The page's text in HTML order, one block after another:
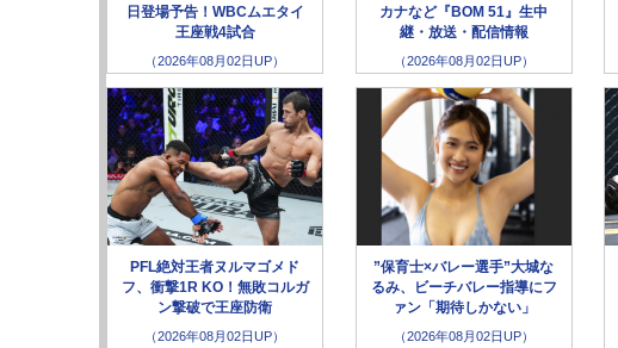
日登場予告！WBCムエタイ
王座戦4試合
（2026年08月02日UP）
カナなど『BOM 51』生中
継・放送・配信情報
（2026年08月02日UP）
PFL絶対王者ヌルマゴメド
フ、衝撃1R KO！無敗コルガ
ン撃破で王座防衛
（2026年08月02日UP）
”保育士×バレー選手”大城な
るみ、ビーチバレー指導にフ
ァン「期待しかない」
（2026年08月02日UP）